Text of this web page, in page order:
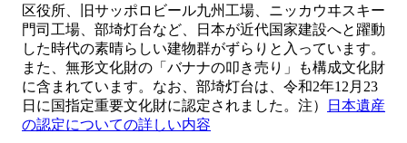
区役所、旧サッポロビール九州工場、ニッカウヰスキー
門司工場、部埼灯台など、日本が近代国家建設へと躍動
した時代の素晴らしい建物群がずらりと入っています。
また、無形文化財の「バナナの叩き売り」も構成文化財
に含まれています。なお、部埼灯台は、令和2年12月23
日に国指定重要文化財に認定されました。注）
日本遺産
の認定についての詳しい内容